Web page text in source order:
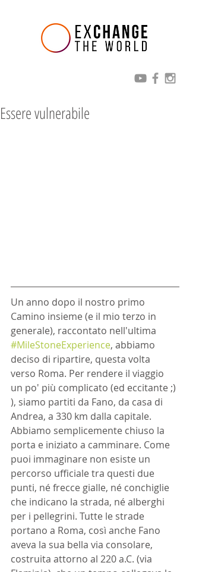
Essere vulnerabile
Un anno dopo il nostro primo
Camino insieme (e il mio terzo in
generale), raccontato nell'ultima
#MileStoneExperience, abbiamo
deciso di ripartire, questa volta
verso Roma. Per rendere il viaggio
un po' più complicato (ed eccitante ;)
), siamo partiti da Fano, da casa di
Andrea, a 330 km dalla capitale.
Abbiamo semplicemente chiuso la
porta e iniziato a camminare. Come
puoi immaginare non esiste un
percorso ufficiale tra questi due
punti, né frecce gialle, né conchiglie
che indicano la strada, né alberghi
per i pellegrini. Tutte le strade
portano a Roma, così anche Fano
aveva la sua bella via consolare,
costruita attorno al 220 a.C. (via